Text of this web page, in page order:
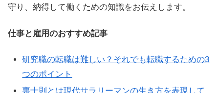
守り、納得して働くための知識をお伝えします。
仕事と雇用のおすすめ記事
研究職の転職は難しい？それでも転職するための3
つのポイント
裏十則とは現代サラリーマンの生き方を表現して